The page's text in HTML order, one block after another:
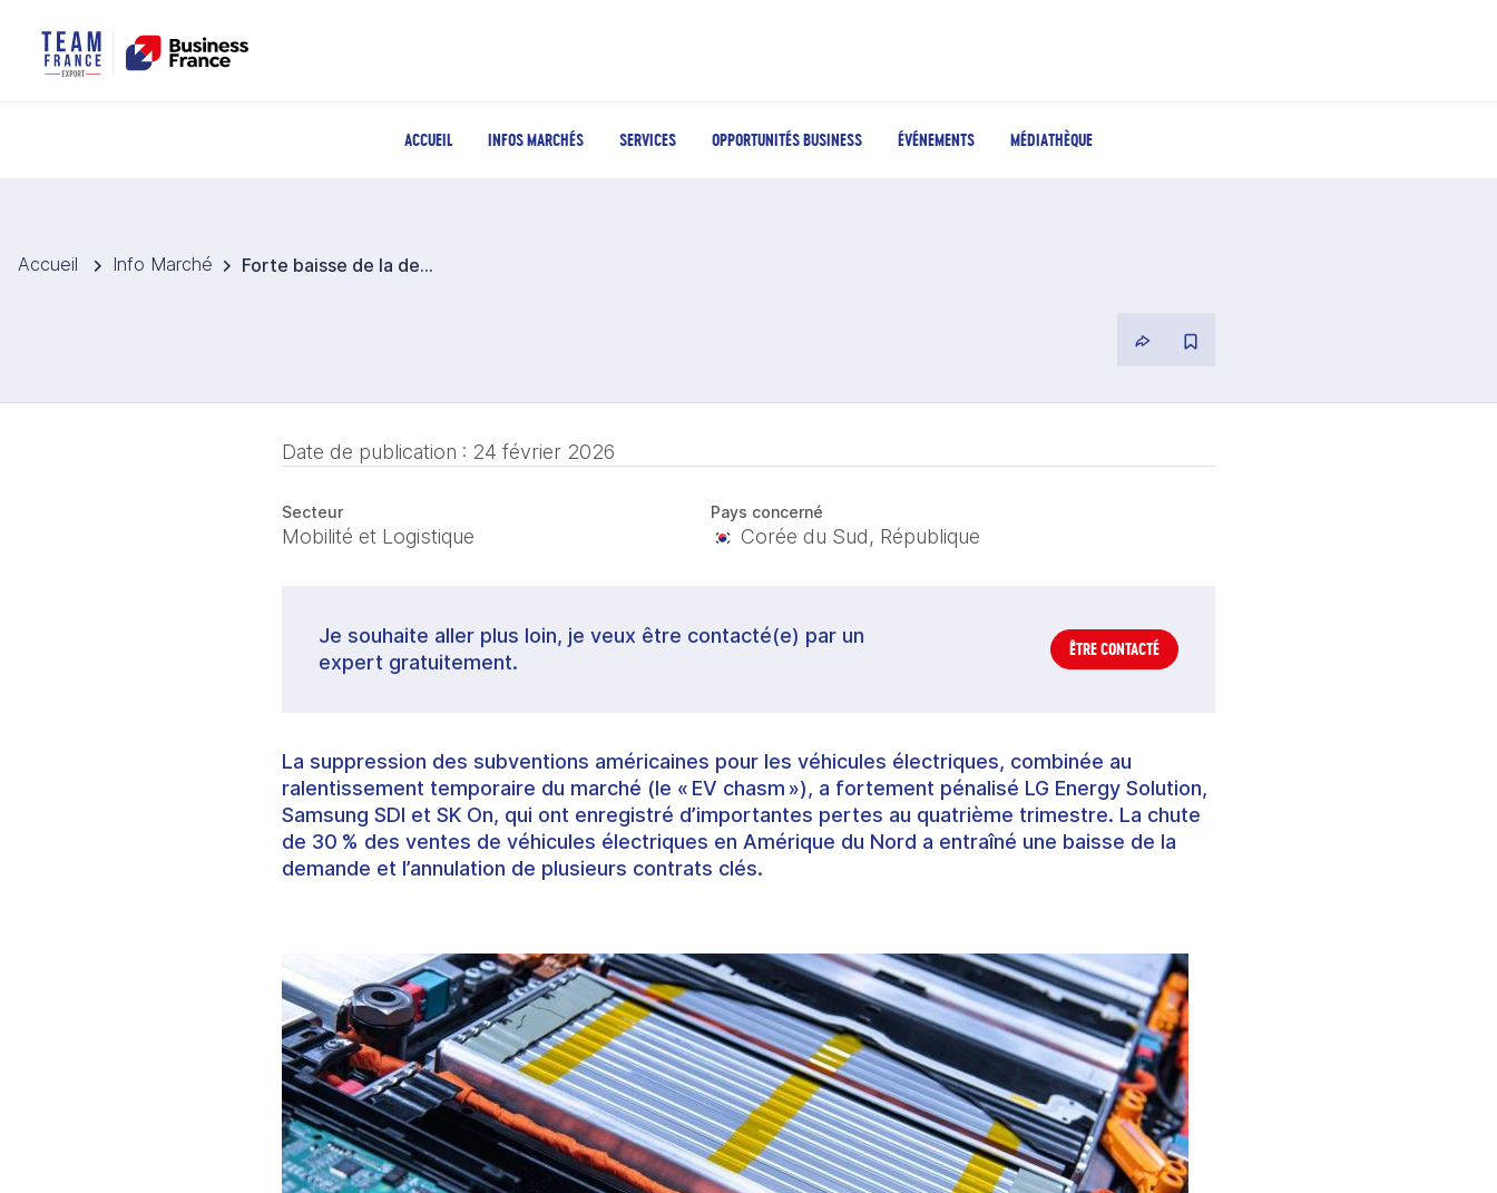
ACCUEIL INFOS MARCHÉS SERVICES OPPORTUNITÉS BUSINESS ÉVÉNEMENTS MÉDIATHÈQUE
Accueil Info Marché Forte baisse de la demande de VE : les groupes sud-coréens de batteries accusent le coup
Date de publication : 24 février 2026
Secteur
Mobilité et Logistique
Pays concerné
Corée du Sud, République
Je souhaite aller plus loin, je veux être contacté(e) par un
expert gratuitement.
ÊTRE CONTACTÉ
La suppression des subventions américaines pour les véhicules électriques, combinée au
ralentissement temporaire du marché (le « EV chasm »), a fortement pénalisé LG Energy Solution,
Samsung SDI et SK On, qui ont enregistré d’importantes pertes au quatrième trimestre. La chute
de 30 % des ventes de véhicules électriques en Amérique du Nord a entraîné une baisse de la
demande et l’annulation de plusieurs contrats clés.